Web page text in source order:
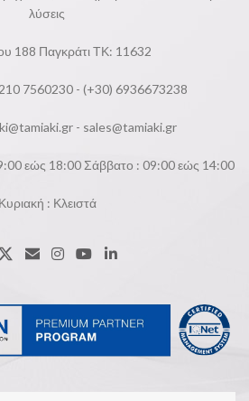
λύσεις
188 Παγκράτι ΤΚ: 11632
7560230 - (+30) 6936673238
- sales@tamiaki.gr
εώς 18:00 Σάββατο : 09:00 εώς 14:00
Κυριακή : Κλειστά